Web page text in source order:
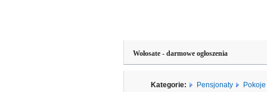
Wołosate - darmowe ogłoszenia
Kategorie: Pensjonaty Pokoje